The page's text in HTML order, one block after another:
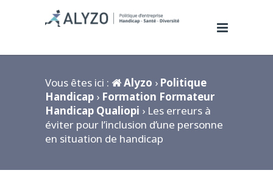
Vous êtes ici : Alyzo › Politique
Handicap › Formation Formateur
Handicap Qualiopi › Les erreurs à
éviter pour l’inclusion d’une personne
en situation de handicap